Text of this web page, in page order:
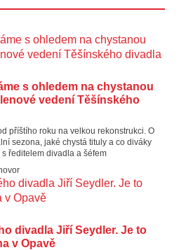
s ohledem na chystanou
vedení Těšínského
příštího roku na velkou rekonstrukci. O
sezona, jaké chystá tituly a co diváky
ředitelem divadla a šéfem
divadla Jiří Seydler. Je to
v Opavě